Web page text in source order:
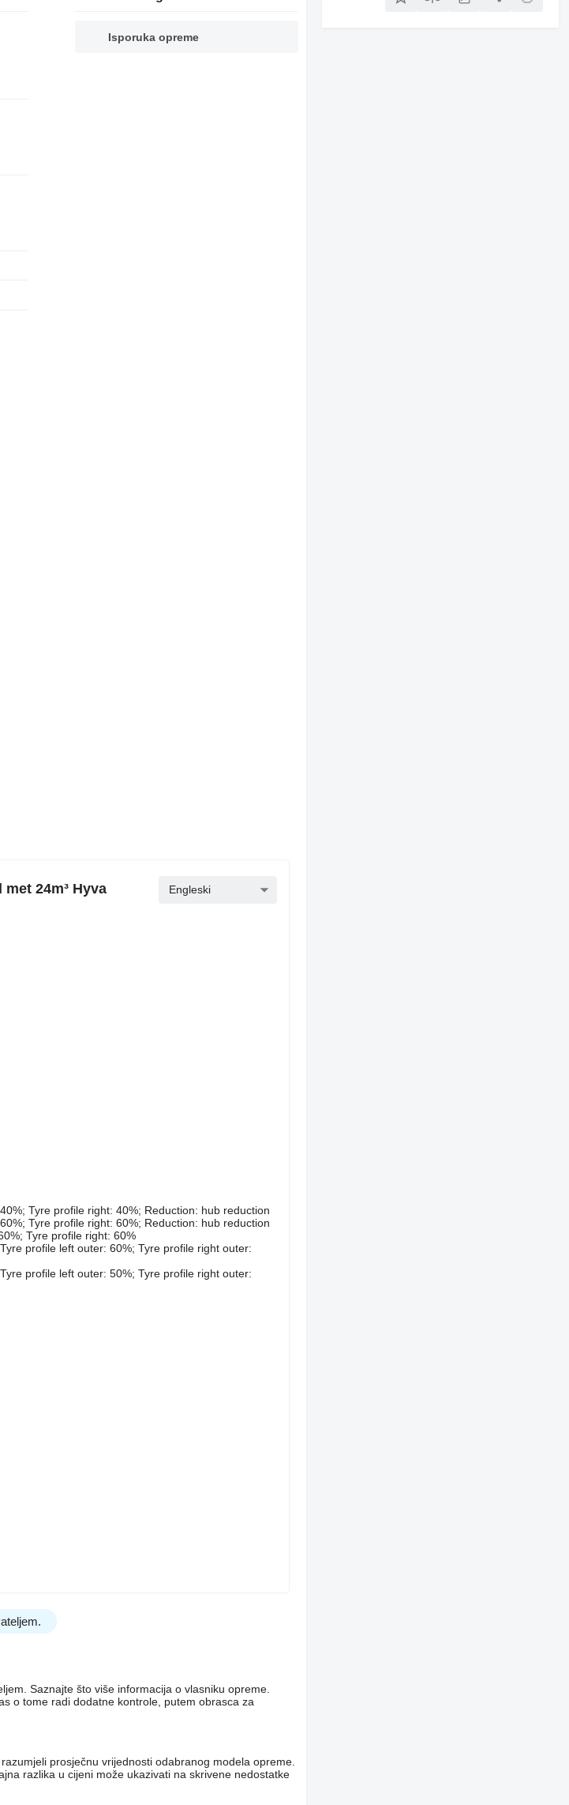
Isporuka opreme
24m³ Hyva
Engleski
Tyre profile right: 40%; Reduction: hub reduction
Tyre profile right: 60%; Reduction: hub reduction
Tyre profile right: 60%
profile left outer: 60%; Tyre profile right outer:
profile left outer: 50%; Tyre profile right outer:
Saznajte što više informacija o vlasniku opreme.
o tome radi dodatne kontrole, putem obrasca za
prosječnu vrijednosti odabranog modela opreme.
razlika u cijeni može ukazivati ​​na skrivene nedostatke